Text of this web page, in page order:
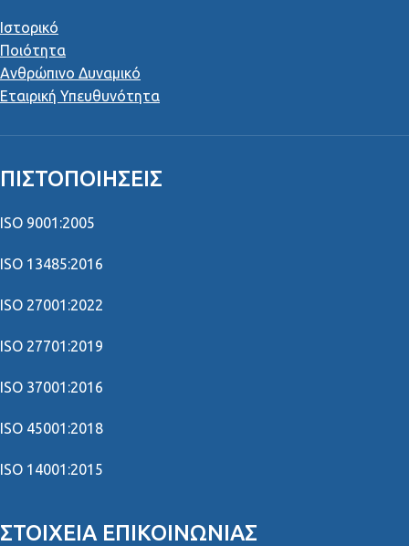
Ιστορικό
Ποιότητα
Ανθρώπινο Δυναμικό
Εταιρική Υπευθυνότητα
ΠΙΣΤΟΠΟΙΉΣΕΙΣ
ISO 9001:2005
ISO 13485:2016
ISO 27001:2022
ISO 27701:2019
ISO 37001:2016
ISO 45001:2018
ISO 14001:2015
ΣΤΟΙΧΕΊΑ ΕΠΙΚΟΙΝΩΝΊΑΣ